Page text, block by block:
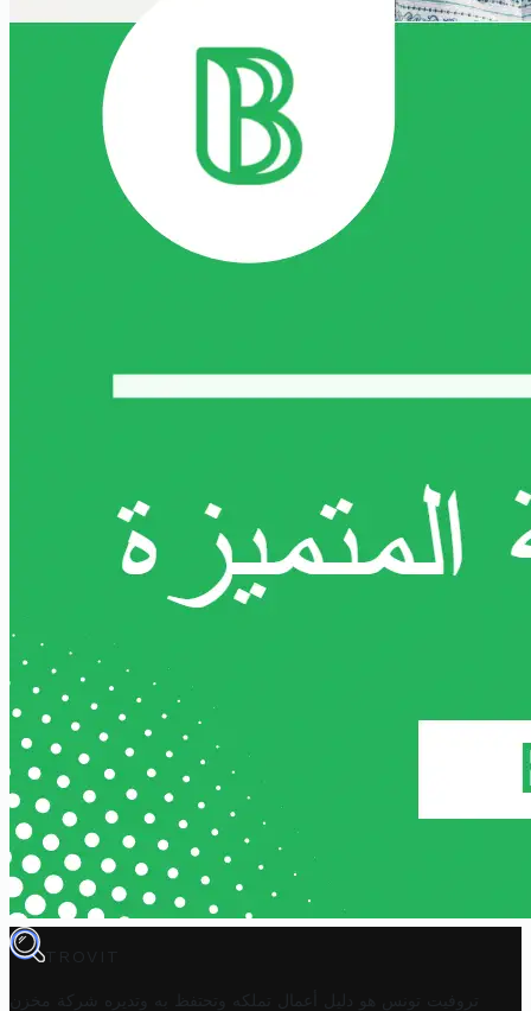
TROVIT
تروفيت تونس هو دليل أعمال تملكه وتحتفظ به وتديره
شركة مخزن